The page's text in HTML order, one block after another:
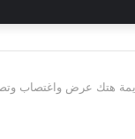
هتك عرض واغتصاب